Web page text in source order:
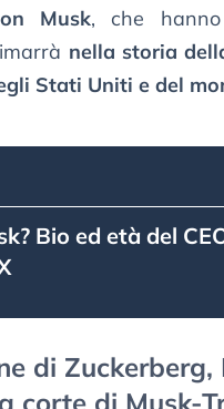
Musk, che
nella storia
Stati Uniti e del
Bio ed età del
di Zuckerberg,